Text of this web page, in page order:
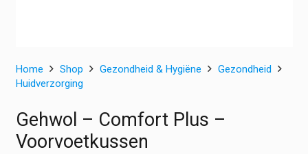
Home Shop Gezondheid & Hygiëne
Gezondheid
Huidverzorging
Gehwol – Comfort Plus –
Voorvoetkussen